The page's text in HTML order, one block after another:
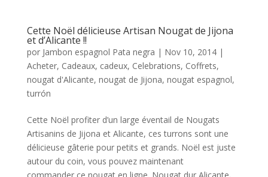
Cette Noël délicieuse Artisan Nougat de Jijona
et d’Alicante !!
por Jambon espagnol Pata negra | Nov 10, 2014|
Acheter, Cadeaux, cadeux, Celebrations, Coffrets,
nougat d'Alicante, nougat de Jijona, nougat espagnol,
turrón
Cette Noël profiter d’un large éventail de Nougats
Artisanins de Jijona et Alicante, ces turrons sont une
délicieuse gâterie pour petits et grands. Noël est juste
autour du coin, vous pouvez maintenant